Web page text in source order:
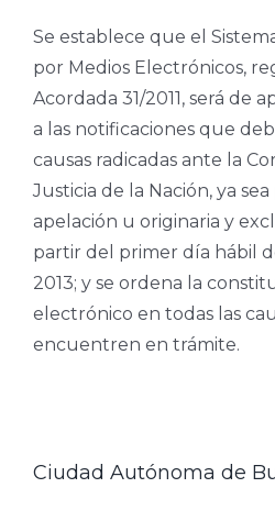
Se establece que el
por Medios Electrónicos,
Acordada 31/2011, será de
a las notificaciones que
causas radicadas ante la
Justicia de la Nación, ya
apelación u originaria y
partir del primer día hábil
2013; y se ordena la
electrónico en todas las
encuentren en trámite.
Ciudad Autónoma de